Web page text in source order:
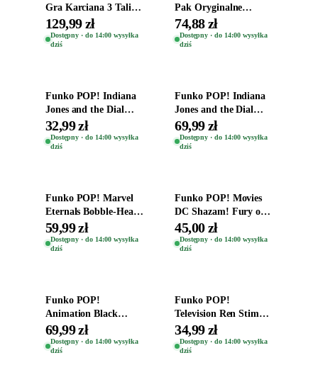
Gra Karciana 3 Talie
Oryginal
129,99 zł
Dostępny · do 14:00 wysyłka
dziś
Pak Oryginalne
Figurki Roblox
Zwierzęta Tropical
Time
74,88 zł
Dostępny · do 14:00 wysyłka
dziś
Funko POP! Indiana
Jones and the Dial
Destiny Bobble-Head
Helena Shaw 1386
32,99 zł
Dostępny · do 14:00 wysyłka
dziś
Funko POP! Indiana
Jones and the Dial
Destiny Bobble-Head
Teddy Kumar 1388
69,99 zł
Dostępny · do 14:00 wysyłka
dziś
Funko POP! Marvel
Eternals Bobble-Head
Oryginalna Figurka
Kro 737
59,99 zł
Dostępny · do 14:00 wysyłka
dziś
Funko POP! Movies
DC Shazam! Fury of
the Gods Vinyl Figure
Eugene 1281
45,00 zł
Dostępny · do 14:00 wysyłka
dziś
Funko POP!
Animation Black
Clover Vinyl Figure
Oryginalna Figurka
Yuno 1101
69,99 zł
Dostępny · do 14:00 wysyłka
dziś
Funko POP!
Television Ren Stimpy
Space Madness Ren
(Special Edition) 1532
34,99 zł
Dostępny · do 14:00 wysyłka
dziś